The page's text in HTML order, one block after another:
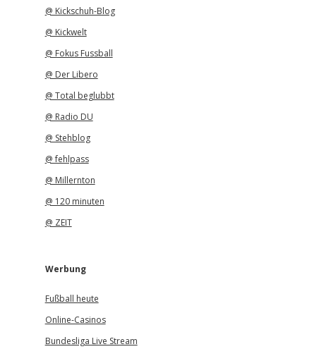
@ Kickschuh-Blog
@ Kickwelt
@ Fokus Fussball
@ Der Libero
@ Total beglubbt
@ Radio DU
@ Stehblog
@ fehlpass
@ Millernton
@ 120 minuten
@ ZEIT
Werbung
Fußball heute
Online-Casinos
Bundesliga Live Stream